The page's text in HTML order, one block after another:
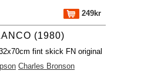
249kr
(1980)
fint skick FN original
Charles Bronson